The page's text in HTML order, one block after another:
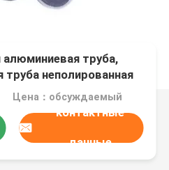
труба,
неполированная
Цена：обсуждаемый
контактные
данные